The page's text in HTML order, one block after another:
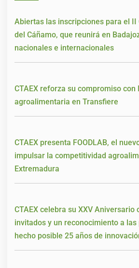
Abiertas las inscripciones para el II
del Cáñamo, que reunirá en
nacionales e internacionales
CTAEX reforza su compromiso con
agroalimentaria en Transfiere
CTAEX presenta FOODLAB, el
impulsar la competitividad
Extremadura
CTAEX celebra su XXV Aniversario
invitados y un reconocimiento a las
hecho posible 25 años de